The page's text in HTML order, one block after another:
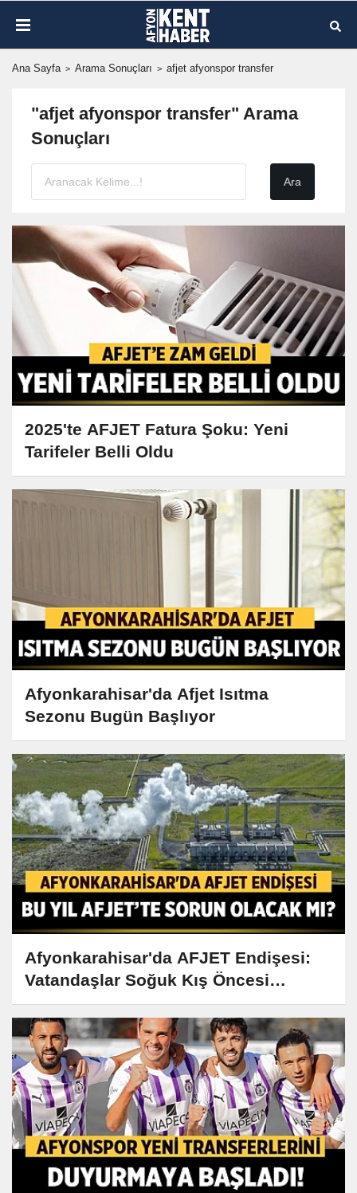
Ana Sayfa Arama Sonuçları afjet afyonspor transfer
"afjet afyonspor transfer" Arama
Sonuçları
2025'te AFJET Fatura Şoku: Yeni
Tarifeler Belli Oldu
Afyonkarahisar'da Afjet Isıtma
Sezonu Bugün Başlıyor
Afyonkarahisar'da AFJET Endişesi:
Vatandaşlar Soğuk Kış Öncesi
Harekete Geçti